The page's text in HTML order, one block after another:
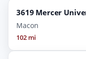
3619 Mercer
Macon
102 mi